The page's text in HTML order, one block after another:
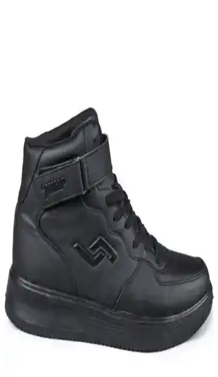
Nike Blazer Erkek Spor Ayakkabıları: Dayanıklı,
Şık ve Çok Yönlü Tasarımlar
Nike Blazer erkek spor ayakkabıları, dayanıklı malzeme ve şık
tasarımıyla günlük ve spor kullanıma uygun, geniş model ve renk
seçenekleriyle tarzınızı tamamlar.
Siyah Keten Erkek Gömlekleri ile Şıklık ve Rahatlığı
Bir Arada Yakalayın
Siyah keten gömlekler, modern görünüm ve konfor sunar, çeşitli
kombinlerle her ortamda şıklık sağlar. Bakımı kolay ve dayanıklıdır,
gardırobunuzun vazgeçilmez parçası olur.
Siyah Keten Gömlek Erkek Kombinasyonları:
Şıklık ve Rahatlık İçin Stil Önerileri
Siyah keten gömlekler, çok yönlü kullanımı ve modern duruşuyla
erkek modasında vazgeçilmez. Günlük ve resmi kombinasyonlar
için stil ipuçları ve aksesuar önerileri burada.
Erkekler İçin Tommy Hilfiger Tişörtleri: Şıklık ve
Konforun Buluşma Noktası
Tommy Hilfiger erkek tişörtleri, kaliteli kumaşlar ve ikonik logo
detaylarıyla günlük ve spor kombinlerinizde şıklık ve rahatlık sunar.